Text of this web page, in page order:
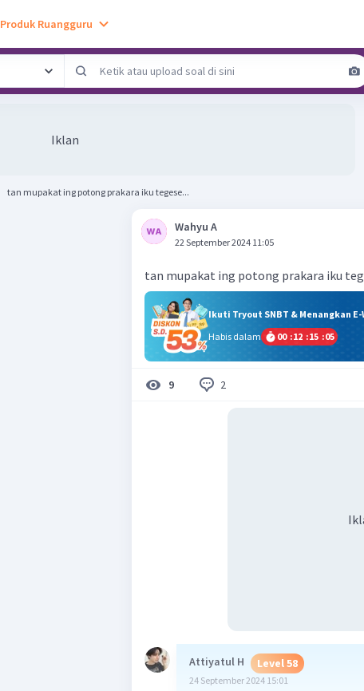
Produk Ruangguru
Iklan
tan mupakat ing potong prakara iku tegese...
Wahyu A
22 September 2024 11:05
tan mupakat ing potong prakara iku
Ikuti Tryout SNBT & Menangkan
Habis dalam
00 :12 :15 :05
9 2
Attiyatul H Level 58
24 September 2024 15:01